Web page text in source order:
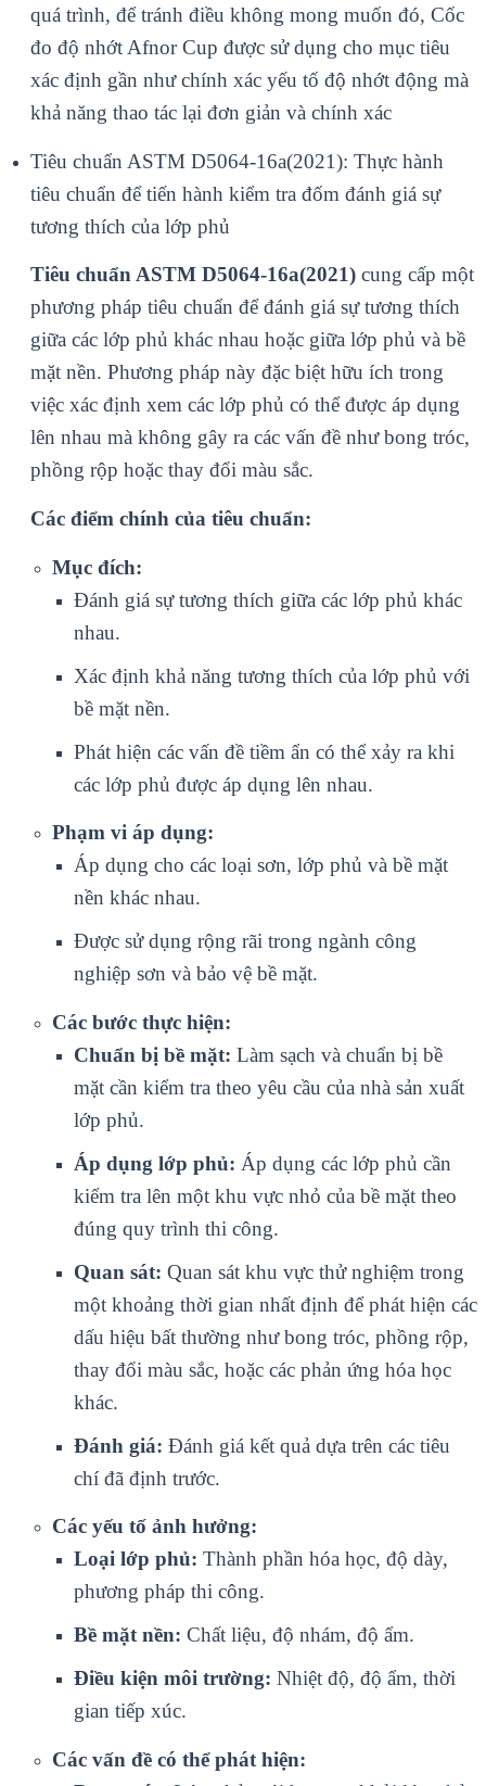
quá trình, để tránh điều không mong muốn đó, Cốc
đo độ nhớt Afnor Cup được sử dụng cho mục tiêu
xác định gần như chính xác yếu tố độ nhớt động mà
khả năng thao tác lại đơn giản và chính xác
Tiêu chuẩn ASTM D5064-16a(2021): Thực hành
tiêu chuẩn để tiến hành kiểm tra đốm đánh giá sự
tương thích của lớp phủ
Tiêu chuẩn ASTM D5064-16a(2021) cung cấp một
phương pháp tiêu chuẩn để đánh giá sự tương thích
giữa các lớp phủ khác nhau hoặc giữa lớp phủ và bề
mặt nền. Phương pháp này đặc biệt hữu ích trong
việc xác định xem các lớp phủ có thể được áp dụng
lên nhau mà không gây ra các vấn đề như bong tróc,
phồng rộp hoặc thay đổi màu sắc.
Các điểm chính của tiêu chuẩn:
Mục đích:
Đánh giá sự tương thích giữa các lớp phủ khác
nhau.
Xác định khả năng tương thích của lớp phủ với
bề mặt nền.
Phát hiện các vấn đề tiềm ẩn có thể xảy ra khi
các lớp phủ được áp dụng lên nhau.
Phạm vi áp dụng:
Áp dụng cho các loại sơn, lớp phủ và bề mặt
nền khác nhau.
Được sử dụng rộng rãi trong ngành công
nghiệp sơn và bảo vệ bề mặt.
Các bước thực hiện:
Chuẩn bị bề mặt: Làm sạch và chuẩn bị bề
mặt cần kiểm tra theo yêu cầu của nhà sản xuất
lớp phủ.
Áp dụng lớp phủ: Áp dụng các lớp phủ cần
kiểm tra lên một khu vực nhỏ của bề mặt theo
đúng quy trình thi công.
Quan sát: Quan sát khu vực thử nghiệm trong
một khoảng thời gian nhất định để phát hiện các
dấu hiệu bất thường như bong tróc, phồng rộp,
thay đổi màu sắc, hoặc các phản ứng hóa học
khác.
Đánh giá: Đánh giá kết quả dựa trên các tiêu
chí đã định trước.
Các yếu tố ảnh hưởng:
Loại lớp phủ: Thành phần hóa học, độ dày,
phương pháp thi công.
Bề mặt nền: Chất liệu, độ nhám, độ ẩm.
Điều kiện môi trường: Nhiệt độ, độ ẩm, thời
gian tiếp xúc.
Các vấn đề có thể phát hiện: